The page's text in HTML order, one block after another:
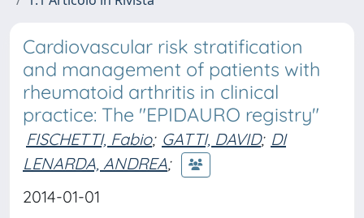
Cardiovascular risk stratification
and management of patients with
rheumatoid arthritis in clinical
practice: The "EPIDAURO registry"
FISCHETTI, Fabio; GATTI, DAVID; DI
LENARDA, ANDREA;
2014-01-01